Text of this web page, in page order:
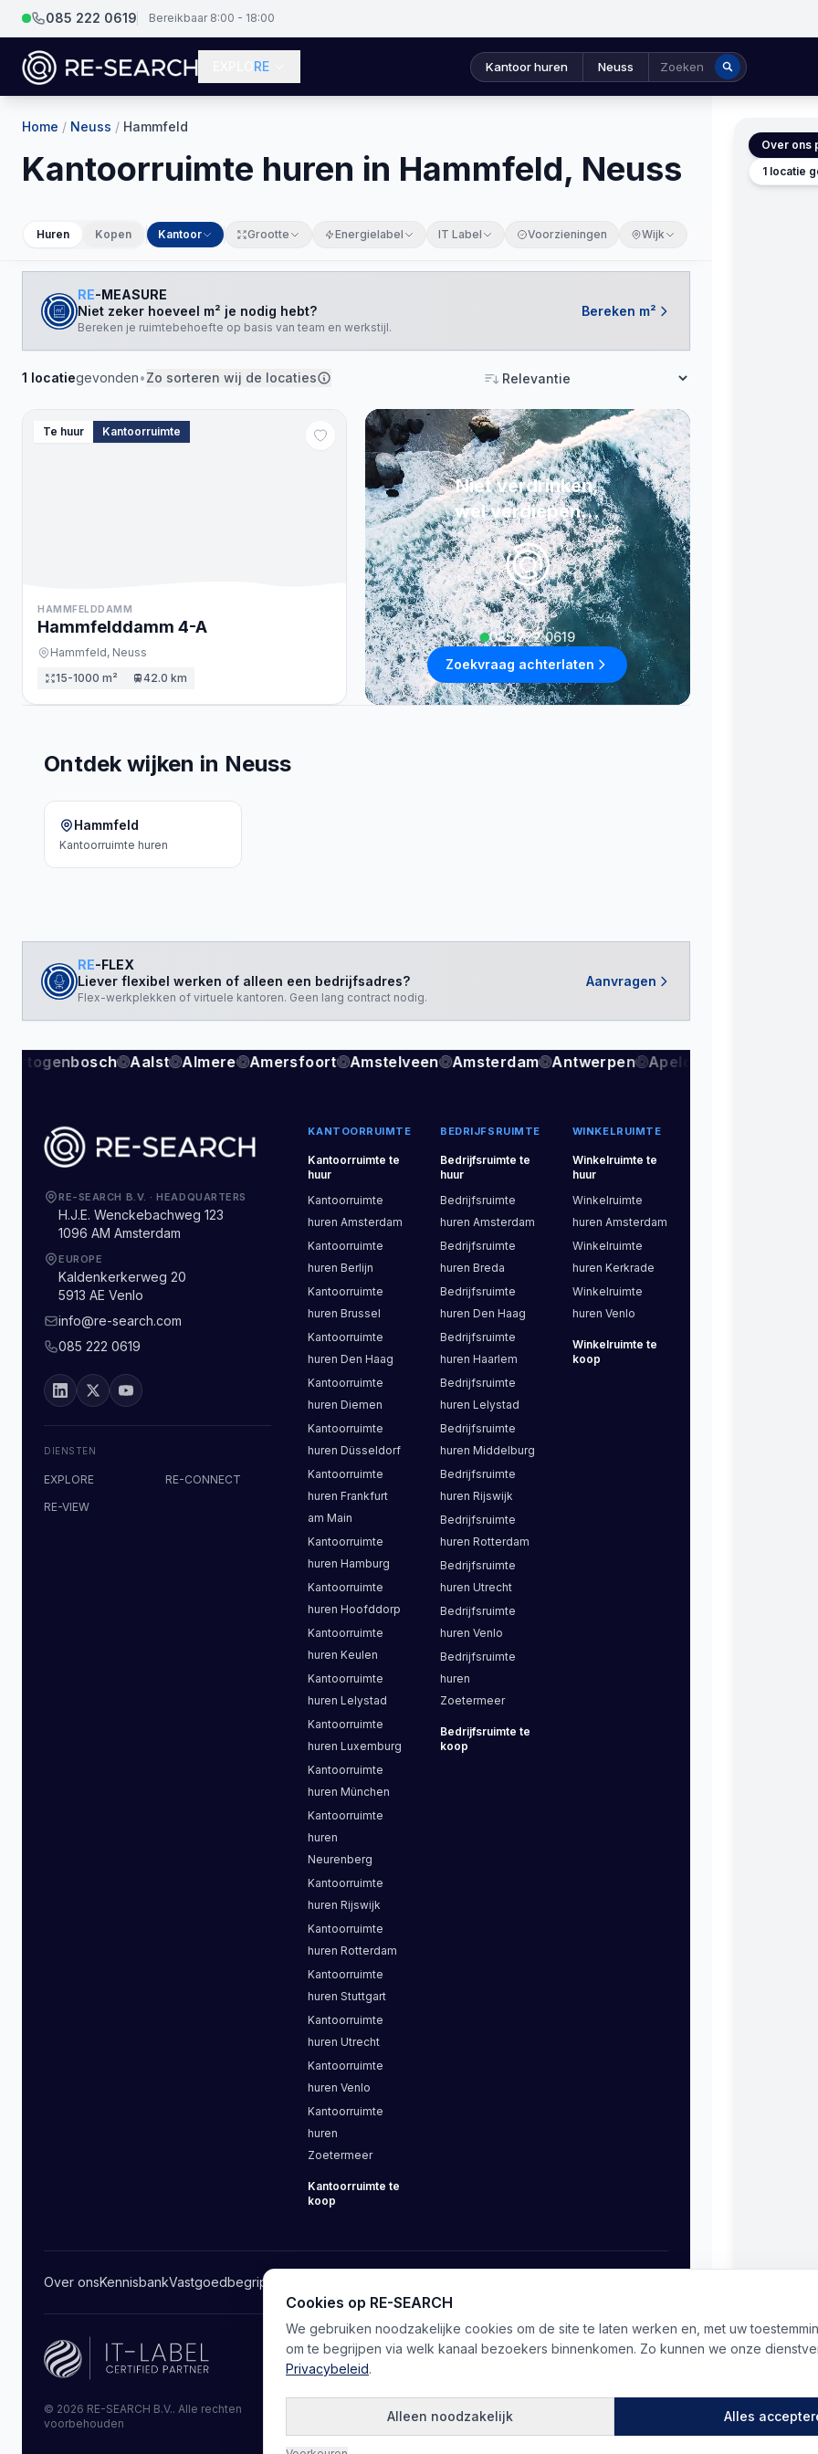
085 222 0619 Bereikbaar 8:00 - 18:00
RE Kantoor huren Neuss Zoeken
Home / Neuss / Hammfeld
Kantoorruimte huren in Hammfeld, Neuss
Huren Kopen Kantoor Grootte Energielabel IT Label Voorzieningen Wijk
RE-MEASURE
Niet zeker hoeveel m² je nodig hebt?
Bereken je ruimtebehoefte op basis van team en werkstijl.
Bereken m²
1 locatiegevonden•Zo sorteren wij de locaties Sorteren
Te huur Kantoorruimte
HAMMFELDDAMM
Hammfelddamm 4-A
Hammfeld, Neuss
15-1000 m²
42.0 km
Niet verdrinken,
wel verdiepen...
085 222 0619
Zoekvraag achterlaten
Ontdek wijken in Neuss
Hammfeld
Kantoorruimte huren
RE-FLEX
Liever flexibel werken of alleen een bedrijfsadres?
Flex-werkplekken of virtuele kantoren. Geen lang contract nodig.
Aanvragen
Aalst Almere Amersfoort Amstelveen Amsterdam Antwerpen Apeldoorn
RE-SEARCH B.V. ·HEADQUARTERS
H.J.E. Wenckebachweg 123
1096 AM Amsterdam
EUROPE
Kaldenkerkerweg 20
5913 AE Venlo
info@re-search.com
085 222 0619
DIENSTEN
EXPLORE
RE-CONNECT
RE-VIEW
KANTOORRUIMTE
Kantoorruimte te
huur
Kantoorruimte
huren Amsterdam
Kantoorruimte
huren Berlijn
Kantoorruimte
huren Brussel
Kantoorruimte
huren Den Haag
Kantoorruimte
huren Diemen
Kantoorruimte
huren Düsseldorf
Kantoorruimte
huren Frankfurt
am Main
Kantoorruimte
huren Hamburg
Kantoorruimte
huren Hoofddorp
Kantoorruimte
huren Keulen
Kantoorruimte
huren Lelystad
Kantoorruimte
huren Luxemburg
Kantoorruimte
huren München
Kantoorruimte
huren
Neurenberg
Kantoorruimte
huren Rijswijk
Kantoorruimte
huren Rotterdam
Kantoorruimte
huren Stuttgart
Kantoorruimte
huren Utrecht
Kantoorruimte
huren Venlo
Kantoorruimte
huren
Zoetermeer
Kantoorruimte te
koop
BEDRIJFSRUIMTE
Bedrijfsruimte te
huur
Bedrijfsruimte
huren Amsterdam
Bedrijfsruimte
huren Breda
Bedrijfsruimte
huren Den Haag
Bedrijfsruimte
huren Haarlem
Bedrijfsruimte
huren Lelystad
Bedrijfsruimte
huren Middelburg
Bedrijfsruimte
huren Rijswijk
Bedrijfsruimte
huren Rotterdam
Bedrijfsruimte
huren Utrecht
Bedrijfsruimte
huren Venlo
Bedrijfsruimte
huren
Zoetermeer
Bedrijfsruimte te
koop
WINKELRUIMTE
Winkelruimte te
huur
Winkelruimte
huren Amsterdam
Winkelruimte
huren Kerkrade
Winkelruimte
huren Venlo
Winkelruimte te
koop
Over onsKennisbankVastgoedbegrippen
5.0 (20 )
© 2026 RE-SEARCH B.V.. Alle rechten
voorbehouden
Cookie-voorkeuren
Over ons
1 locatie
Cookies op RE-SEARCH
We gebruiken noodzakelijke cookies om de site te laten werken en, met uw
om te begrijpen via welk kanaal bezoekers binnenkomen. Zo kunnen we onze
Privacybeleid.
Alleen noodzakelijk Alles